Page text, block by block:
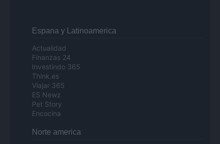
Espana y Latinoamerica
Actualidad
Finanzas 24
Investindo 365
Think.es
Viajar 365
ES Newz
Pet Story
Encocina
Norte america